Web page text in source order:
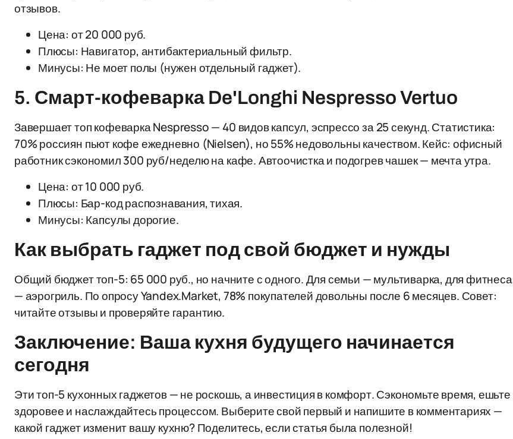
отзывов.
Цена: от 20 000 руб.
Плюсы: Навигатор, антибактериальный фильтр.
Минусы: Не моет полы (нужен отдельный гаджет).
5. Смарт-кофеварка De'Longhi Nespresso Vertuo
Завершает топ кофеварка Nespresso — 40 видов капсул, эспрессо за 25 секунд. Статистика:
70% россиян пьют кофе ежедневно (Nielsen), но 55% недовольны качеством. Кейс: офисный
работник сэкономил 300 руб/неделю на кафе. Автоочистка и подогрев чашек — мечта утра.
Цена: от 10 000 руб.
Плюсы: Бар-код распознавания, тихая.
Минусы: Капсулы дорогие.
Как выбрать гаджет под свой бюджет и нужды
Общий бюджет топ-5: 65 000 руб., но начните с одного. Для семьи — мультиварка, для фитнеса
— аэрогриль. По опросу Yandex.Market, 78% покупателей довольны после 6 месяцев. Совет:
читайте отзывы и проверяйте гарантию.
Заключение: Ваша кухня будущего начинается
сегодня
Эти топ-5 кухонных гаджетов — не роскошь, а инвестиция в комфорт. Сэкономьте время, ешьте
здоровее и наслаждайтесь процессом. Выберите свой первый и напишите в комментариях —
какой гаджет изменит вашу кухню? Поделитесь, если статья была полезной!